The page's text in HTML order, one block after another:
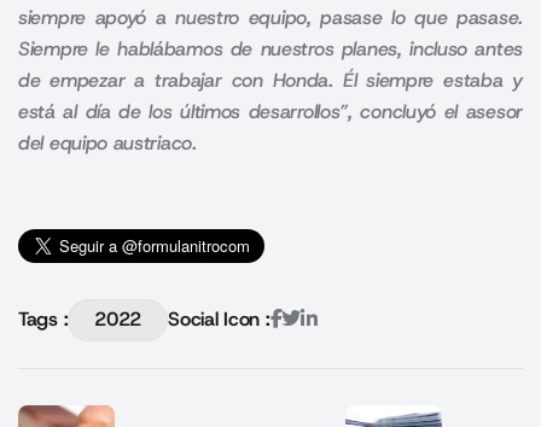
siempre apoyó a nuestro equipo, pasase lo que pasase.
Siempre le hablábamos de nuestros planes, incluso antes
de empezar a trabajar con Honda. Él siempre estaba y
está al día de los últimos desarrollos”, concluyó el asesor
del equipo austriaco.
Tags : 2022 Social Icon :